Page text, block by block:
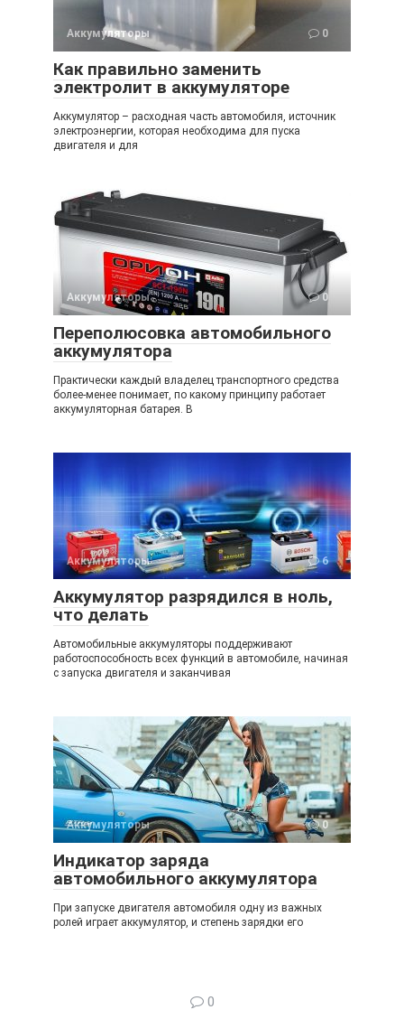
Аккумуляторы 0
Как правильно заменить
электролит в аккумуляторе
Аккумулятор – расходная часть автомобиля, источник
электроэнергии, которая необходима для пуска
двигателя и для
Аккумуляторы 0
Переполюсовка автомобильного
аккумулятора
Практически каждый владелец транспортного средства
более-менее понимает, по какому принципу работает
аккумуляторная батарея. В
Аккумуляторы 6
Аккумулятор разрядился в ноль,
что делать
Автомобильные аккумуляторы поддерживают
работоспособность всех функций в автомобиле, начиная
с запуска двигателя и заканчивая
Аккумуляторы 0
Индикатор заряда
автомобильного аккумулятора
При запуске двигателя автомобиля одну из важных
ролей играет аккумулятор, и степень зарядки его
0